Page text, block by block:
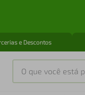
e Descontos
O que você está